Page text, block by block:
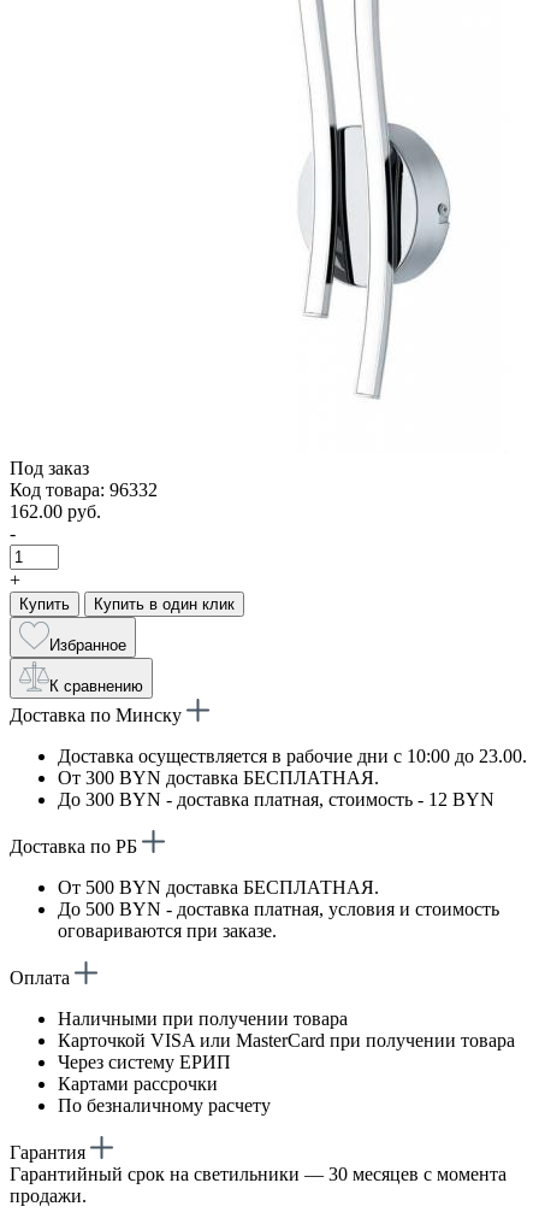
Под заказ
Код товара: 96332
162.00 руб.
-
+
Купить Купить в один клик
Избранное
К сравнению
Доставка по Минску
Доставка осуществляется в рабочие дни с 10:00 до 23.00.
От 300 BYN доставка БЕСПЛАТНАЯ.
До 300 BYN - доставка платная, стоимость - 12 BYN
Доставка по РБ
От 500 BYN доставка БЕСПЛАТНАЯ.
До 500 BYN - доставка платная, условия и стоимость
оговариваются при заказе.
Оплата
Наличными при получении товара
Карточкой VISA или MasterCard при получении товара
Через систему ЕРИП
Картами рассрочки
По безналичному расчету
Гарантия
Гарантийный срок на светильники — 30 месяцев с момента
продажи.